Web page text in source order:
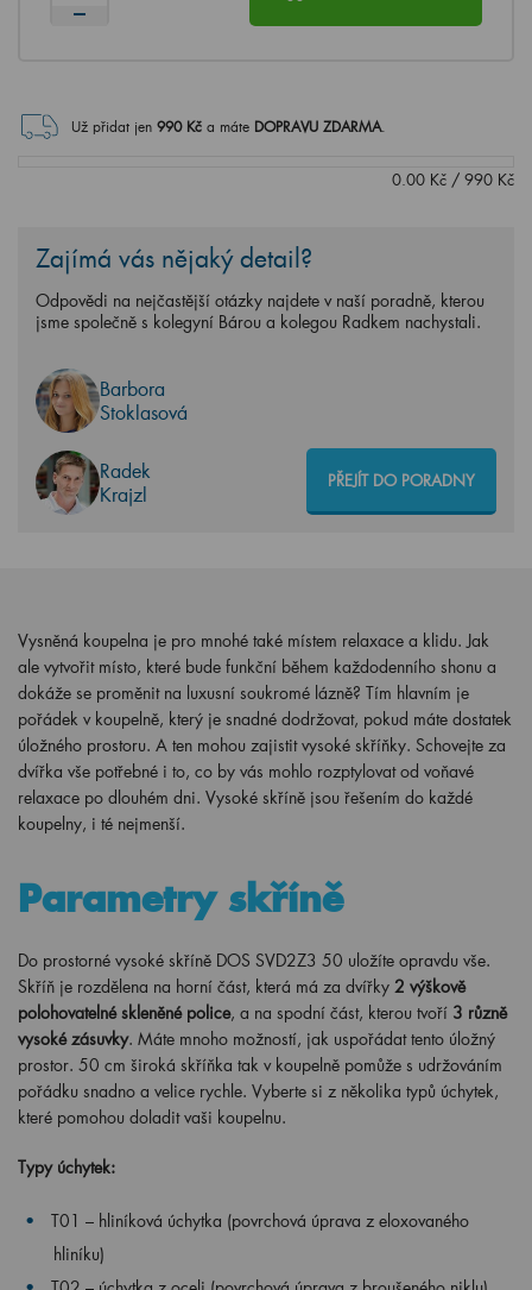
Už přidat jen 990Kč a máte DOPRAVU ZDARMA.
0.00 Kč / 990 Kč
Zajímá vás nějaký detail?
Odpovědi na nejčastější otázky najdete v naší poradně, kterou
jsme společně s kolegyní Bárou a kolegou Radkem nachystali.
Barbora
Stoklasová
Radek
Krajzl
PŘEJÍT DO PORADNY
Vysněná koupelna je pro mnohé také místem relaxace a klidu. Jak
ale vytvořit místo, které bude funkční během každodenního shonu a
dokáže se proměnit na luxusní soukromé lázně? Tím hlavním je
pořádek v koupelně, který je snadné dodržovat, pokud máte dostatek
úložného prostoru. A ten mohou zajistit vysoké skříňky. Schovejte za
dvířka vše potřebné i to, co by vás mohlo rozptylovat od voňavé
relaxace po dlouhém dni. Vysoké skříně jsou řešením do každé
koupelny, i té nejmenší.
Parametry skříně
Do prostorné vysoké skříně DOS SVD2Z3 50 uložíte opravdu vše.
Skříň je rozdělena na horní část, která má za dvířky 2 výškově
polohovatelné skleněné police, a na spodní část, kterou tvoří 3 různě
vysoké zásuvky. Máte mnoho možností, jak uspořádat tento úložný
prostor. 50 cm široká skříňka tak v koupelně pomůže s udržováním
pořádku snadno a velice rychle. Vyberte si z několika typů úchytek,
které pomohou doladit vaši koupelnu.
Typy úchytek:
T01 – hliníková úchytka (povrchová úprava z eloxovaného
hliníku)